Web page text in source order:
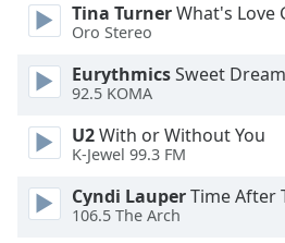
Background
Color
Opacity
Tina TurnerWhat's Love
Oro Stereo
EurythmicsSweet
92.5 KOMA
U2With or Without You
K-Jewel 99.3 FM
Cyndi LauperTime After
106.5 The Arch